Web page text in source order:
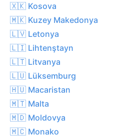
🇽🇰 Kosova
🇲🇰 Kuzey Makedonya
🇱🇻 Letonya
🇱🇮 Lihtenştayn
🇱🇹 Litvanya
🇱🇺 Lüksemburg
🇭🇺 Macaristan
🇲🇹 Malta
🇲🇩 Moldovya
🇲🇨 Monako